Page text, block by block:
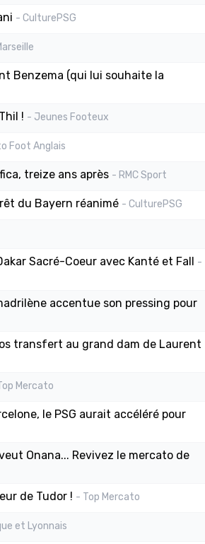
- CulturePSG
Benzema (qui lui souhaite la
! - Jeunes Footeux
Foot Anglais
treize ans après - RMC Sport
du Bayern réanimé - CulturePSG
Sacré-Coeur avec Kanté et Fall -
accentue son pressing pour
transfert au grand dam de Laurent
Mercato
le PSG aurait accéléré pour
Onana... Revivez le mercato de
de Tudor ! - Top Mercato
et Lyonnais